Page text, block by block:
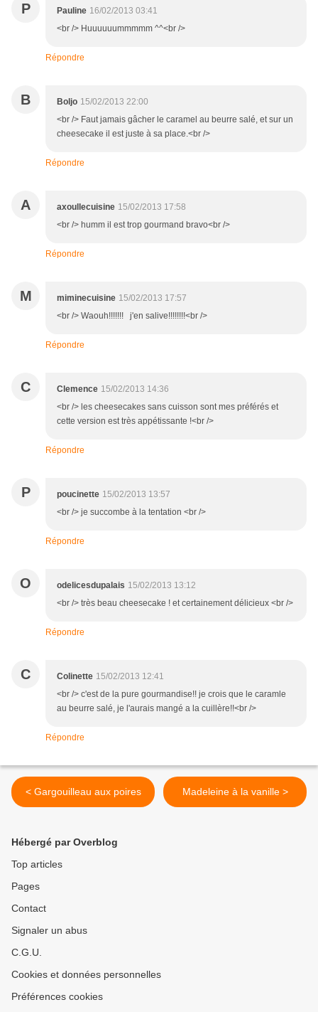
P Pauline 16/02/2013 03:41
<br /> Huuuuuummmmm ^^<br />
Répondre
B Boljo 15/02/2013 22:00
<br /> Faut jamais gâcher le caramel au beurre salé, et sur un
cheesecake il est juste à sa place.<br />
Répondre
A axoullecuisine 15/02/2013 17:58
<br /> humm il est trop gourmand bravo<br />
Répondre
M miminecuisine 15/02/2013 17:57
<br /> Waouh!!!!!!! j'en salive!!!!!!!!<br />
Répondre
C Clemence 15/02/2013 14:36
<br /> les cheesecakes sans cuisson sont mes préférés et
cette version est très appétissante !<br />
Répondre
P poucinette 15/02/2013 13:57
<br /> je succombe à la tentation <br />
Répondre
O odelicesdupalais 15/02/2013 13:12
<br /> très beau cheesecake ! et certainement délicieux <br />
Répondre
C Colinette 15/02/2013 12:41
<br /> c'est de la pure gourmandise!! je crois que le caramle
au beurre salé, je l'aurais mangé a la cuillère!!<br />
Répondre
< Gargouilleau aux poires Madeleine à la vanille >
Hébergé par Overblog
Top articles
Pages
Contact
Signaler un abus
C.G.U.
Cookies et données personnelles
Préférences cookies